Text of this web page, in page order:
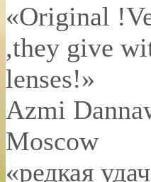
«Original
,they give
lenses!»
Azmi
Moscow
«редкая